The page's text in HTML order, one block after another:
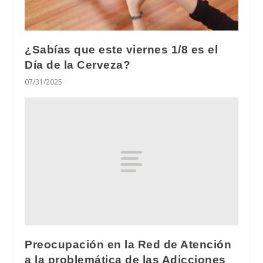
¿Sabías que este viernes 1/8 es el
Día de la Cerveza?
07/31/2025
Preocupación en la Red de Atención
a la problemática de las Adicciones